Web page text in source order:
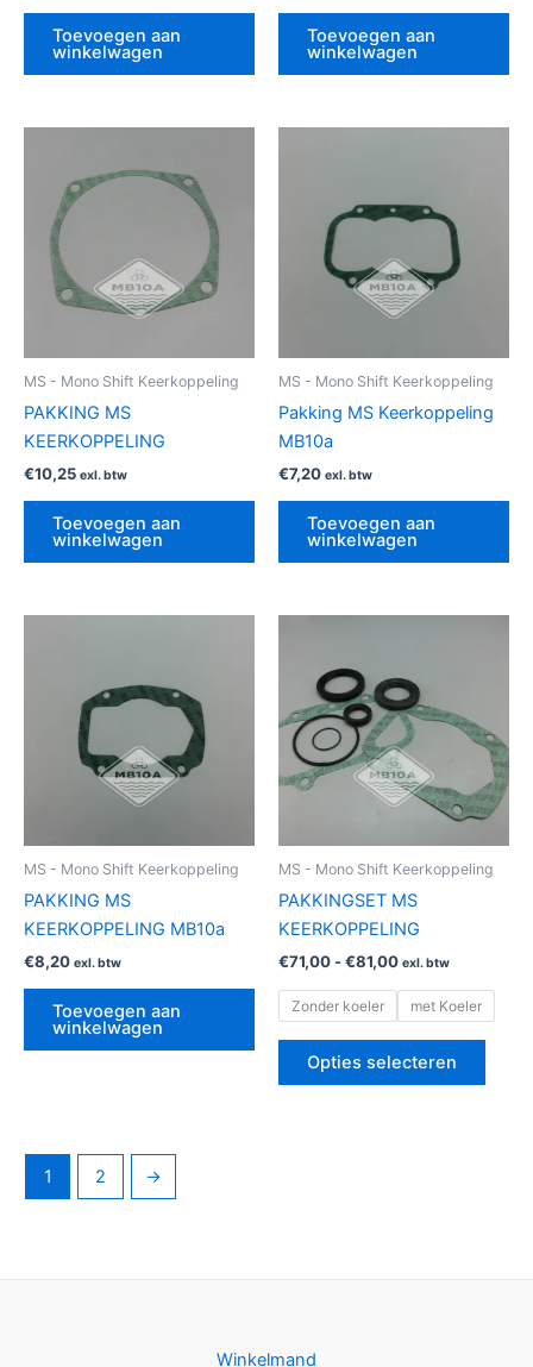
Toevoegen aan
winkelwagen
Toevoegen aan
winkelwagen
MS - Mono Shift Keerkoppeling
PAKKING MS
KEERKOPPELING
€10,25 exl. btw
Toevoegen aan
winkelwagen
MS - Mono Shift Keerkoppeling
Pakking MS Keerkoppeling
MB10a
€7,20 exl. btw
Toevoegen aan
winkelwagen
MS - Mono Shift Keerkoppeling
PAKKING MS
KEERKOPPELING MB10a
€8,20 exl. btw
Toevoegen aan
winkelwagen
MS - Mono Shift Keerkoppeling
PAKKINGSET MS
KEERKOPPELING
€71,00 -€81,00
€81,00
exl. btw
Zonder koeler met Koeler
Opties selecteren
Deze
optie
1 2 →
Winkelmand